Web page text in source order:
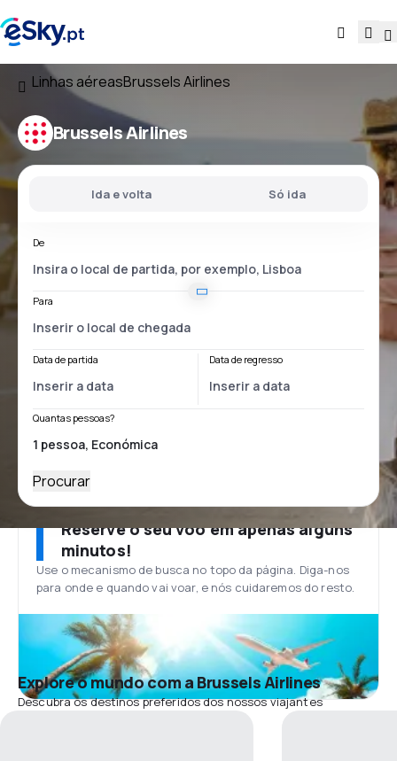
Linhas aéreasBrussels Airlines
Brussels Airlines
Ida e volta Só ida
De
Para
Data de partida Data de regresso
Quantas pessoas?
Procurar
Reserve o seu voo em apenas alguns
minutos!
Use o mecanismo de busca no topo da página. Diga-nos
para onde e quando vai voar, e nós cuidaremos do resto.
Explore o mundo com a Brussels Airlines
Descubra os destinos preferidos dos nossos viajantes